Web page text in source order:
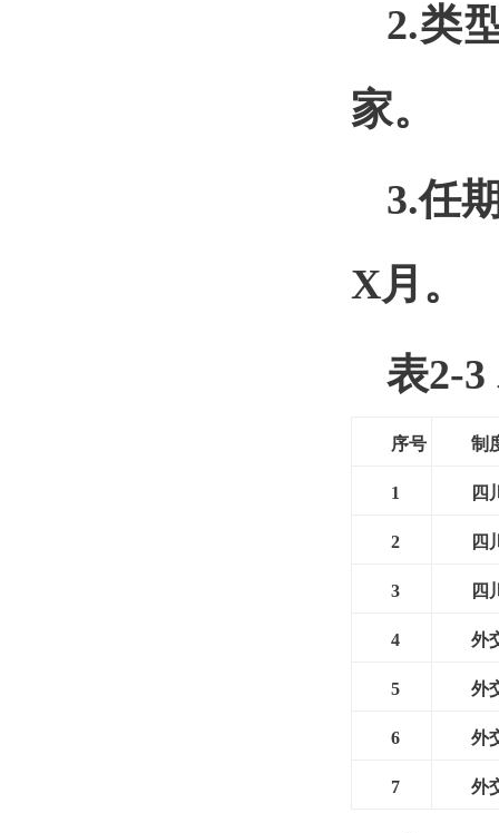
2.类
家。
3.任
X月。
表2-3
序号 制
1 四
2 四
3 四
4 外
5 外
6 外
7 外